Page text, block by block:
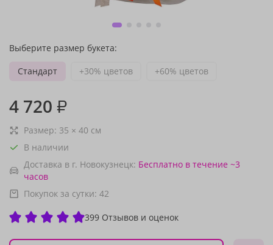
Выберите размер букета:
Стандарт
+30% цветов +60% цветов
4 720 ₽
Размер: 35 × 40 см
В наличии
Доставка в г. Новокузнецк: Бесплатно в течение ~3
часов
Покупок за сутки: 42
399 Отзывов и оценок